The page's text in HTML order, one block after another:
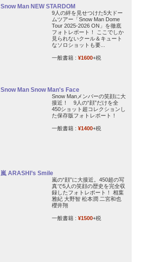
Snow Man NEW STARDOM
9人の絆を見せつけた5大ドー
ムツアー「Snow Man Dome
Tour 2025-2026 ON」を徹底
フォトレポート！ ここでしか
見られないクール＆キュート
なソロショットも要...
一般書籍 : ¥1600+税
Snow Man Snow Man's Face
Snow Manメンバーの笑顔に大
接近！ 9人の“顔”だけを全
450ショット超コレクションし
た保存版フォトレポート！
一般書籍 : ¥1400+税
嵐 ARASHI’s Smile
嵐の“顔”に大接近。450超の写
真で5人の笑顔の歴史を完全収
録したフォトレポート！ 相葉
雅紀 大野智 松本潤 二宮和也
櫻井翔
一般書籍 : ¥1500+税